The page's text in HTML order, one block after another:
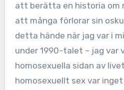
att berätta en historia om
att många förlorar sin
detta hände när jag var i
under 1990-talet – jag var
homosexuella sidan av
homosexuellt sex var